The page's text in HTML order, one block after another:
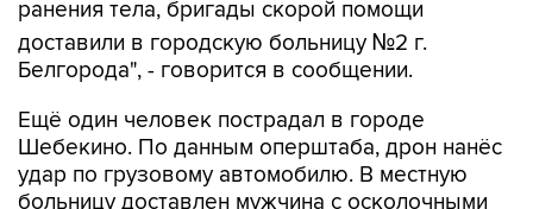
ранения тела, бригады скорой помощи
доставили в городскую больницу №2 г.
Белгорода", - говорится в сообщении.
Ещё один человек пострадал в городе
Шебекино. По данным оперштаба, дрон нанёс
удар по грузовому автомобилю. В местную
больницу доставлен мужчина с осколочными